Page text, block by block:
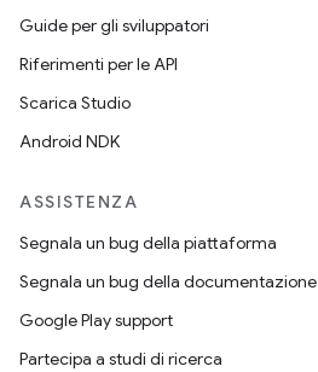
Guide per gli sviluppatori
Riferimenti per le API
Scarica Studio
Android NDK
ASSISTENZA
Segnala un bug della piattaforma
Segnala un bug della documentazione
Google Play support
Partecipa a studi di ricerca